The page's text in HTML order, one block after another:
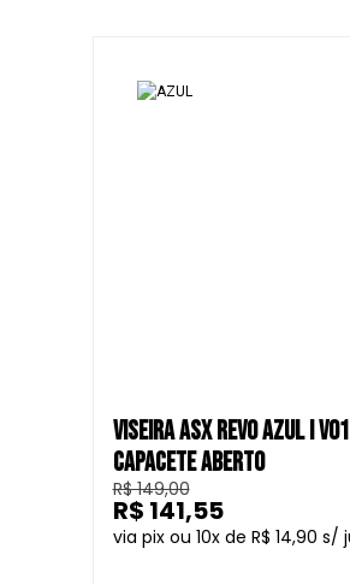
VISEIRA ASX REVO AZUL I V01
CAPACETE ABERTO
R$ 149,00
10
R$ 14,90
R$ 141,55